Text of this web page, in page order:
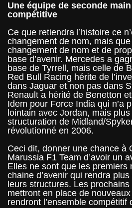
Une équipe de seconde
compétitive
Ce que retiendra l’histoire ce
changement de nom, mais
changement de nom et de
base d’avenir. Mercedes a
base de Tyrrell, mais celle de
Red Bull Racing hérite de
dans Jaguar et non pas dans
Renault a hérité de Benetton
Idem pour Force India qui n’a
lointain avec Jordan, mais
structuration de Midland/
révolutionné en 2006.
Ceci dit, donner une chance à
Marussia F1 Team d’avoir un
Elles ne sont que les premiers
chaine d’avenir qui rendra
leurs structures. Les
mettront en place de
rendront l’ensemble compétitif